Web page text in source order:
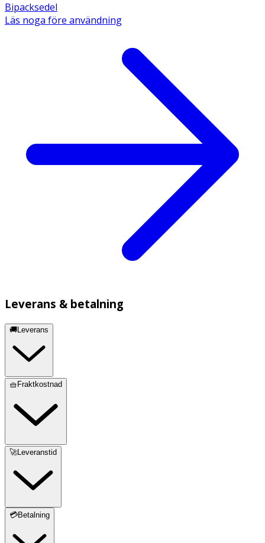
Bipacksedel
Läs noga före användning
Leverans & betalning
🚚Leverans
🧺Fraktkostnad
🚀Leveranstid
💳Betalning